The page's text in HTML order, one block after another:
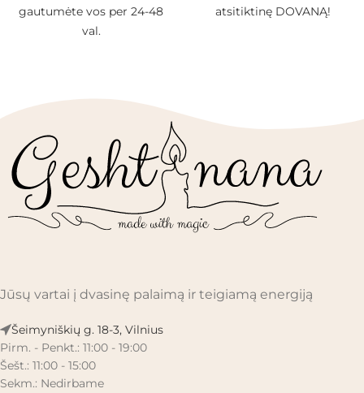
gautumėte vos per 24-48
val.
atsitiktinę DOVANĄ!
Jūsų vartai į dvasinę palaimą ir teigiamą energiją
Šeimyniškių g. 18-3, Vilnius
Pirm. - Penkt.: 11:00 - 19:00
Šešt.: 11:00 - 15:00
Sekm.: Nedirbame